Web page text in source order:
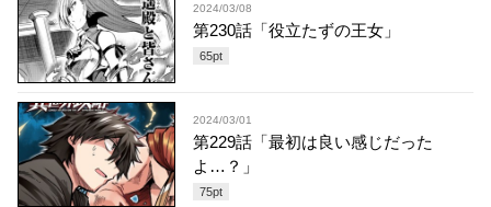
2024/03/08
第230話「役立たずの王女」
65pt
2024/03/01
第229話「最初は良い感じだった
よ…？」
75pt